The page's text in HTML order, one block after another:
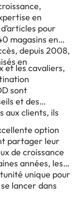
en
pour
magasins en
depuis 2008,
en
et les cavaliers,
sont
et des
aux clients, ils
option
partager leur
de croissance
années, les
unique pour
lancer dans